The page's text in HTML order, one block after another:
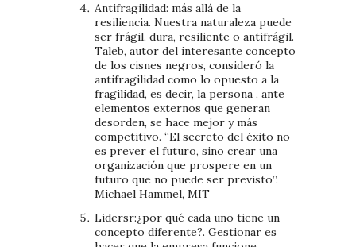
Antifragilidad: más allá de la
resiliencia. Nuestra naturaleza puede
ser frágil, dura, resiliente o antifrágil.
Taleb, autor del interesante concepto
de los cisnes negros, consideró la
antifragilidad como lo opuesto a la
fragilidad, es decir, la persona , ante
elementos externos que generan
desorden, se hace mejor y más
competitivo. “El secreto del éxito no
es prever el futuro, sino crear una
organización que prospere en un
futuro que no puede ser previsto”.
Michael Hammel, MIT
Lidersr:¿por qué cada uno tiene un
concepto diferente?. Gestionar es